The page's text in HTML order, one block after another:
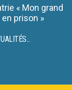
« Mon grand
prison »